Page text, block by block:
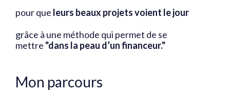
pour que leurs beaux projets voient le jour
grâce à une méthode qui permet de se
mettre "dans la peau d’un financeur."
Mon parcours